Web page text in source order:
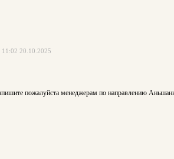
11:02 20.10.2025
пожалуйста менеджерам по направлению